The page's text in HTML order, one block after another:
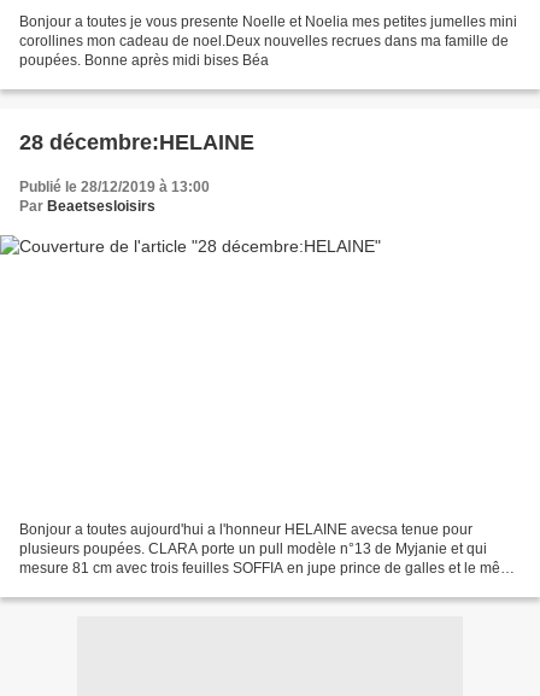
Bonjour a toutes je vous presente Noelle et Noelia mes petites jumelles mini
corollines mon cadeau de noel.Deux nouvelles recrues dans ma famille de
poupées. Bonne après midi bises Béa
28 décembre:HELAINE
Publié le 28/12/2019 à 13:00
Par Beaetsesloisirs
Bonjour a toutes aujourd'hui a l'honneur HELAINE avecsa tenue pour
plusieurs poupées. CLARA porte un pull modèle n°13 de Myjanie et qui
mesure 81 cm avec trois feuilles SOFFIA en jupe prince de galles et le même